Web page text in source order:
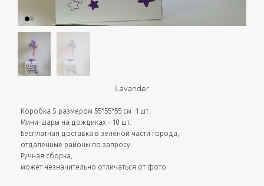
Lavander
Коробка S размером 55*55*55 см -1 шт.
Мини-шары на дождиках - 10 шт.
Бесплатная доставка в зелёной части города,
отдаленные районы по запросу.
Ручная сборка,
может незначительно отличаться от фото